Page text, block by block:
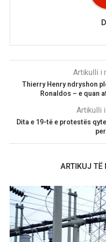
Artikulli i
Thierry Henry ndryshon
Ronaldos – e quan
Artikulli
Dita e 19-të e protestës
ARTIKUJ TË